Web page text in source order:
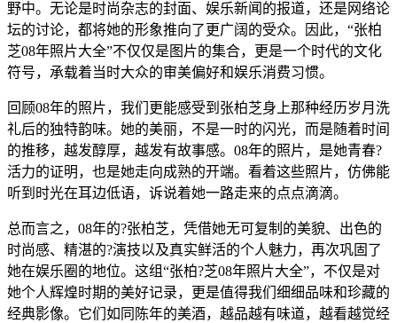
野中。无论是时尚杂志的封面、娱乐新闻的报道，还是网络论
坛的讨论，都将她的形象推向了更广阔的受众。因此，“张柏
芝08年照片大全”不仅仅是图片的集合，更是一个时代的文化
符号，承载着当时大众的审美偏好和娱乐消费习惯。
回顾08年的照片，我们更能感受到张柏芝身上那种经历岁月洗
礼后的独特韵味。她的美丽，不是一时的闪光，而是随着时间
的推移，越发醇厚，越发有故事感。08年的照片，是她青春?
活力的证明，也是她走向成熟的开端。看着这些照片，仿佛能
听到时光在耳边低语，诉说着她一路走来的点点滴滴。
总而言之，08年的?张柏芝，凭借她无可复制的美貌、出色的
时尚感、精湛的?演技以及真实鲜活的个人魅力，再次巩固了
她在娱乐圈的地位。这组“张柏?芝08年照片大全”，不仅是对
她个人辉煌时期的美好记录，更是值得我们细细品味和珍藏的
经典影像。它们如同陈年的美酒，越品越有味道，越看越觉经